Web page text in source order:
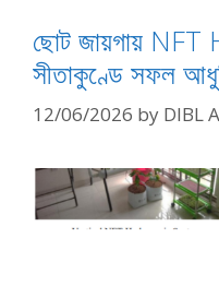
ছোট জায়গায়
সীতাকুণ্ডে সফল
12/06/2026 by DIBL